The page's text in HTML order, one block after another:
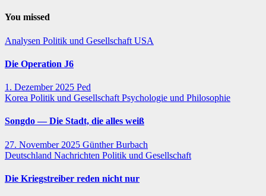
You missed
Analysen Politik und Gesellschaft USA
Die Operation J6
1. Dezember 2025 Ped
Korea Politik und Gesellschaft Psychologie und Philosophie
Songdo — Die Stadt, die alles weiß
27. November 2025 Günther Burbach
Deutschland Nachrichten Politik und Gesellschaft
Die Kriegstreiber reden nicht nur